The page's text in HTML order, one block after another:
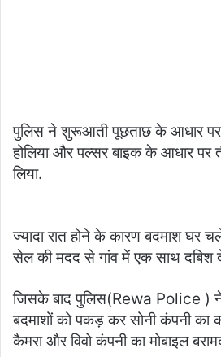
पुलिस ने शुरूआती पूछताछ के आधार पर
होलिया और पल्सर बाइक के आधार पर
लिया.
ज्यादा रात होने के कारण बदमाश घर
सेल की मदद से गांव में एक साथ दबिश
जिसके बाद पुलिस(Rewa Police )
बदमाशों को पकड़ कर सोनी कंपनी
कैमरा और विवो कंपनी का मोबाइल